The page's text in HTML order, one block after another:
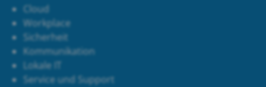
Cloud
Workplace
Sicherheit
Kommunikation
Lokale IT
Service und Support